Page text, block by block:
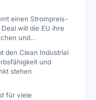
einen Strompreis-
will die EU ihre
und…
den Clean Industrial
und
stehen
für viele